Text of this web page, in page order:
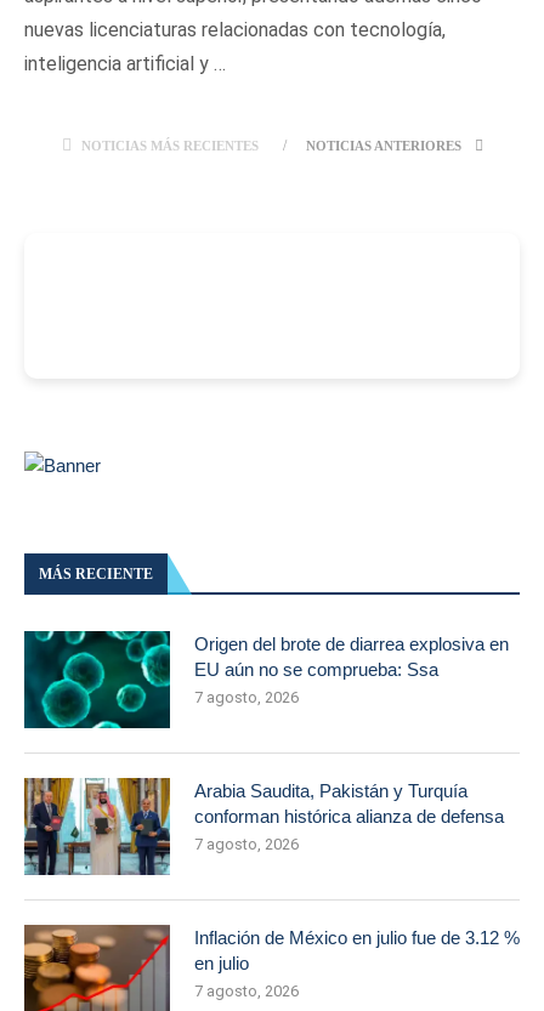
nuevas licenciaturas relacionadas con tecnología,
inteligencia artificial y …
NOTICIAS MÁS RECIENTES NOTICIAS ANTERIORES
MÁS RECIENTE
Origen del brote de diarrea explosiva en
EU aún no se comprueba: Ssa
7 agosto, 2026
Arabia Saudita, Pakistán y Turquía
conforman histórica alianza de defensa
7 agosto, 2026
Inflación de México en julio fue de 3.12 %
en julio
7 agosto, 2026